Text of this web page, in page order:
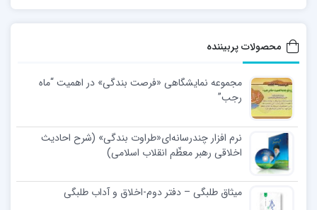
محصولات پربیننده
مجموعه نمایشگاهی «فرصت بندگی» در اهمیت “ماه
رجب”
نرم افزار چندرسانه‌ای«طراوت بندگی» (شرح احادیث
اخلاقی رهبر معظّم انقلاب اسلامی)
میثاق طلبگی – دفتر دوم-اخلاق و آداب طلبگی